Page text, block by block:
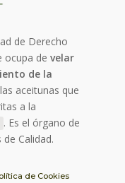
de Derecho
ocupa develar
de la
aceitunas que
a la
. Es el órgano de
Calidad.
de Cookies